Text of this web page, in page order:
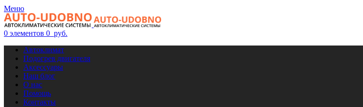
Меню
0 элементов 0 руб.
Автоклимат
Подогрев двигателя
Аксессуары
Наш блог
О нас
Помощь
Контакты